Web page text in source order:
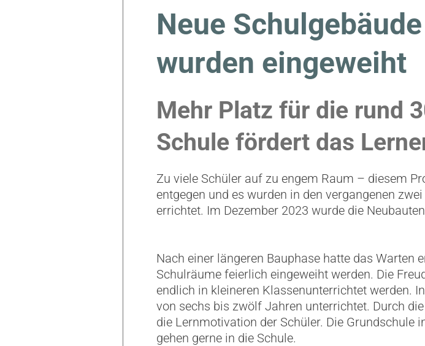
Neue
wurden eingeweiht
Mehr Platz für die rund
Schule fördert das
Zu viele Schüler auf zu engem Raum – diesem
entgegen und es wurden in den vergangenen
errichtet. Im Dezember 2023 wurde die
Nach einer längeren Bauphase hatte das Warten
Schulräume feierlich eingeweiht werden. Die
endlich in kleineren Klassenunterrichtet werden.
von sechs bis zwölf Jahren unterrichtet. Durch
die Lernmotivation der Schüler. Die Grundschule
gehen gerne in die Schule.